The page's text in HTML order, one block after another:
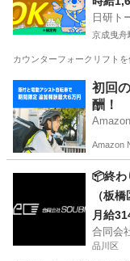
日研ト
京成曳舟
カウンターフォークリフト
京成
初回
酬！
う！
Amazon
📦終わ
（板橋
月給
合同会
品川区